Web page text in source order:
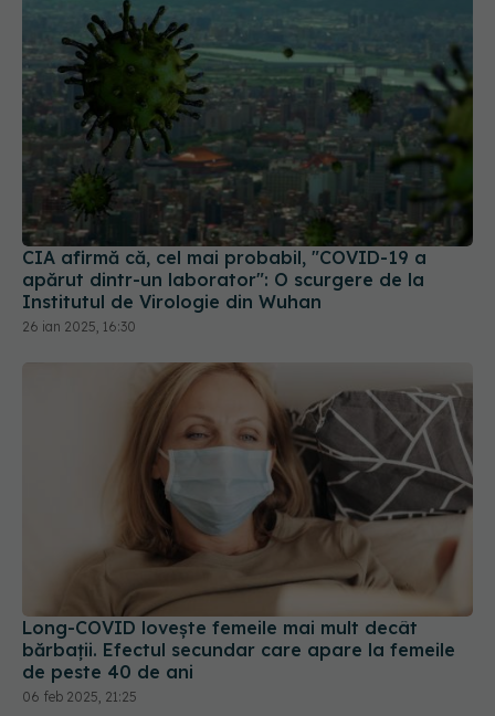
CIA afirmă că, cel mai probabil, "COVID-19 a
apărut dintr-un laborator": O scurgere de la
Institutul de Virologie din Wuhan
26 ian 2025, 16:30
Long-COVID lovește femeile mai mult decât
bărbații. Efectul secundar care apare la femeile
de peste 40 de ani
06 feb 2025, 21:25